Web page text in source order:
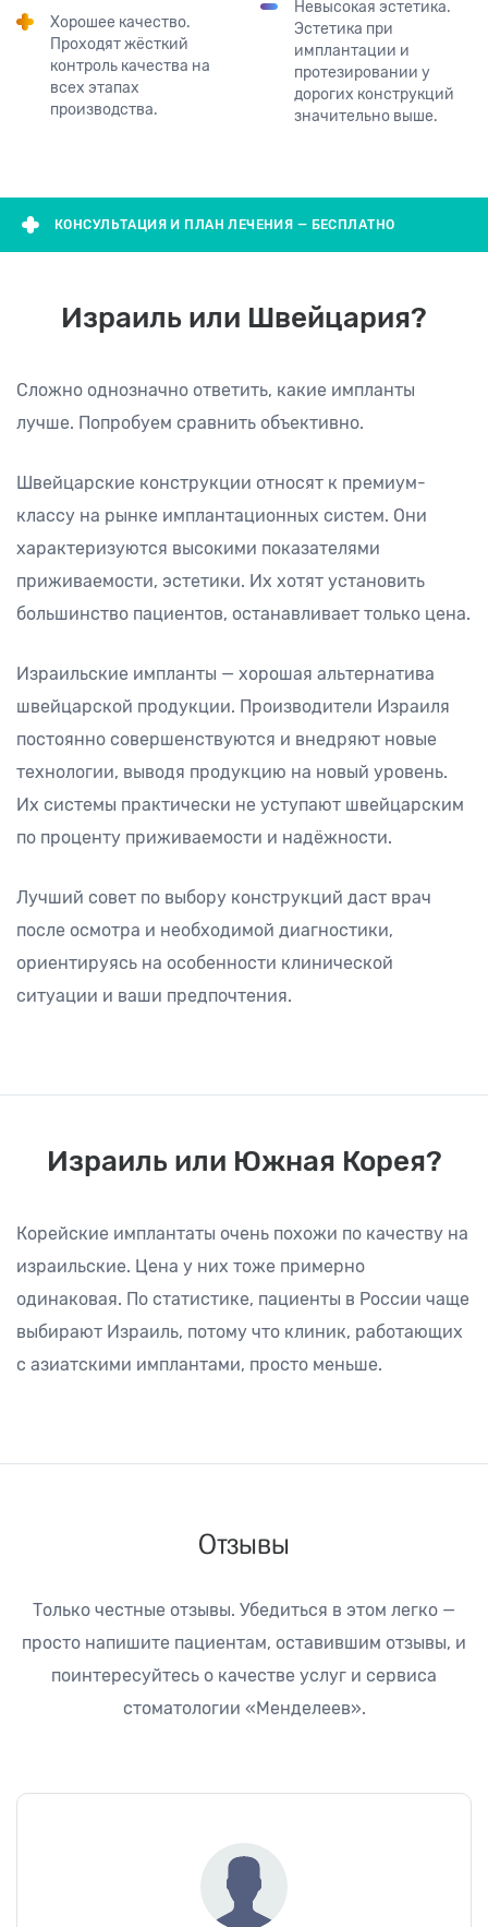
Хорошее качество.
Проходят жёсткий
контроль качества на
всех этапах
производства.
Невысокая эстетика.
Эстетика при
имплантации и
протезировании у
дорогих конструкций
значительно выше.
КОНСУЛЬТАЦИЯ И ПЛАН ЛЕЧЕНИЯ — БЕСПЛАТНО
Израиль или Швейцария?
Сложно однозначно ответить, какие импланты
лучше. Попробуем сравнить объективно.
Швейцарские конструкции относят к премиум-
классу на рынке имплантационных систем. Они
характеризуются высокими показателями
приживаемости, эстетики. Их хотят установить
большинство пациентов, останавливает только цена.
Израильские импланты — хорошая альтернатива
швейцарской продукции. Производители Израиля
постоянно совершенствуются и внедряют новые
технологии, выводя продукцию на новый уровень.
Их системы практически не уступают швейцарским
по проценту приживаемости и надёжности.
Лучший совет по выбору конструкций даст врач
после осмотра и необходимой диагностики,
ориентируясь на особенности клинической
ситуации и ваши предпочтения.
Израиль или Южная Корея?
Корейские имплантаты очень похожи по качеству на
израильские. Цена у них тоже примерно
одинаковая. По статистике, пациенты в России чаще
выбирают Израиль, потому что клиник, работающих
с азиатскими имплантами, просто меньше.
Отзывы
Только честные отзывы. Убедиться в этом легко —
просто напишите пациентам, оставившим отзывы, и
поинтересуйтесь о качестве услуг и сервиса
стоматологии «Менделеев».